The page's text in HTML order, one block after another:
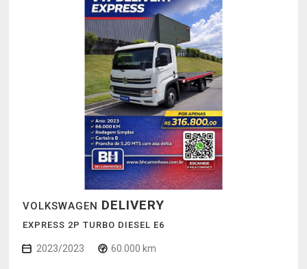
VOLKSWAGEN DELIVERY
EXPRESS 2P TURBO DIESEL E6
2023/2023 60.000 km